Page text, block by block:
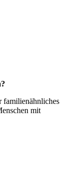
familienähnliches
mit